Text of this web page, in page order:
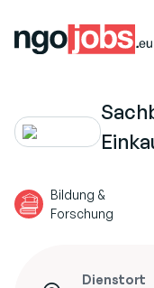
Bildung &
Forschung
Dienstort